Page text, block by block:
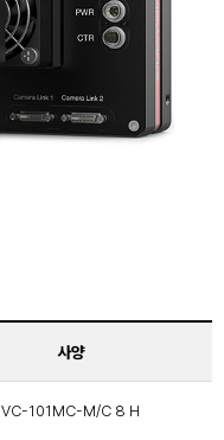
사양
VC-101MC-M/C 8 H